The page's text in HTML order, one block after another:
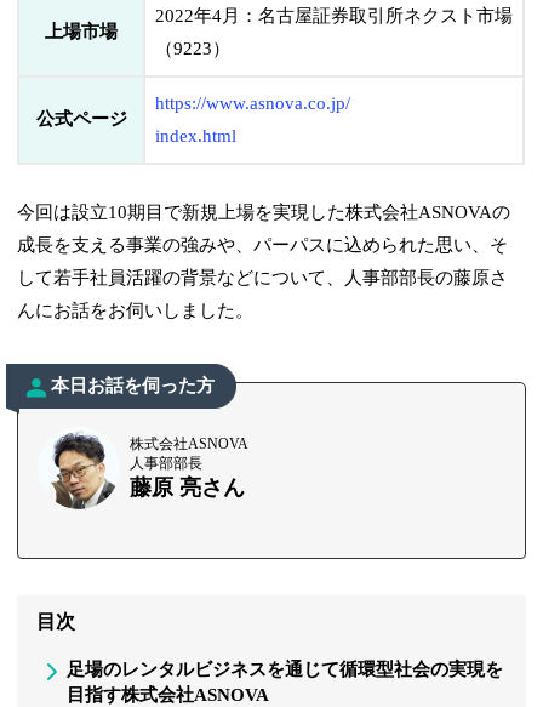
上場市場
2022年4月：名古屋証券取引所ネクスト市場
（9223）
公式ページ
https://www.asnova.co.jp/
index.html
今回は設立10期目で新規上場を実現した株式会社ASNOVAの
成長を支える事業の強みや、パーパスに込められた思い、そ
して若手社員活躍の背景などについて、人事部部長の藤原さ
んにお話をお伺いしました。
本日お話を伺った方
株式会社ASNOVA
人事部部長
藤原 亮さん
目次
足場のレンタルビジネスを通じて循環型社会の実現を
目指す株式会社ASNOVA